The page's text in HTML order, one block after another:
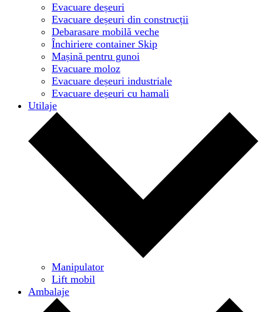
Evacuare deșeuri
Evacuare deșeuri din construcții
Debarasare mobilă veche
Închiriere container Skip
Mașină pentru gunoi
Evacuare moloz
Evacuare deșeuri industriale
Evacuare deșeuri cu hamali
Utilaje
Manipulator
Lift mobil
Ambalaje